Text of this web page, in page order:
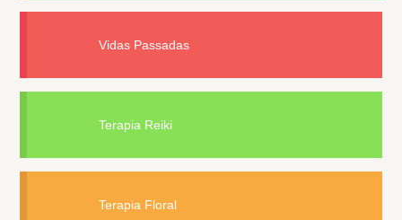
Vidas Passadas
Terapia Reiki
Terapia Floral